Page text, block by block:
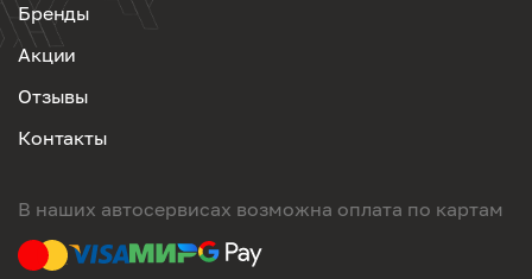
Бренды
Акции
Отзывы
Контакты
В наших автосервисах возможна оплата по картам